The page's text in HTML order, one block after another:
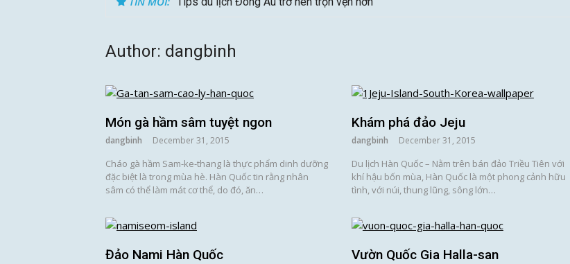
Author: dangbinh
Món gà hầm sâm tuyệt ngon
dangbinh December 31, 2015
Cháo gà hầm Sam-ke-thang là thực phẩm dinh dưỡng
đặc biệt là trong mùa hè. Hàn Quốc tin rằng nhân
sâm có thể làm mát cơ thể, do đó, ăn…
Khám phá đảo Jeju
dangbinh December 31, 2015
Du lịch Hàn Quốc – Nằm trên bán đảo Triều Tiên với
khí hậu bốn mùa, Hàn Quốc là một phong cảnh hữu
tình, với núi, thung lũng, sông lớn…
Đảo Nami Hàn Quốc Vườn Quốc Gia Halla-san